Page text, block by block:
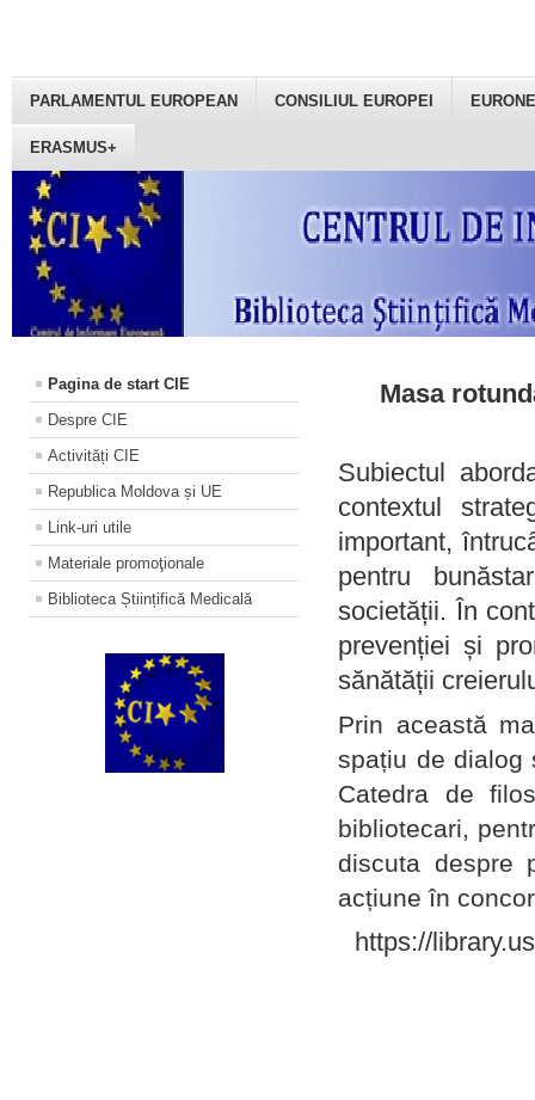
PARLAMENTUL EUROPEAN CONSILIUL EUROPEI
ERASMUS+
Pagina de start CIE
Despre CIE
Activități CIE
Republica Moldova și UE
Link-uri utile
Materiale promoţionale
Biblioteca Științifică Medicală
Masa
Subiectul
contextul
important,
pentru
societății. În
prevenției și
sănătății
Prin această
spațiu de dialog
Catedra de
bibliotecari,
discuta despre
acțiune în
https://